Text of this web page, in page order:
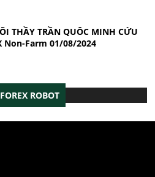
THẦY TRẦN QUÔC MINH CỨU
Non-Farm 01/08/2024
ROBOT